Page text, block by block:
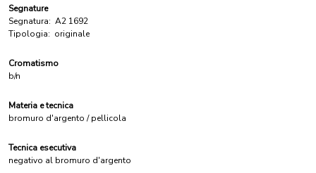
Segnature
Segnatura: A2 1692
Tipologia: originale
Cromatismo
b/n
Materia e tecnica
bromuro d'argento / pellicola
Tecnica esecutiva
negativo al bromuro d'argento